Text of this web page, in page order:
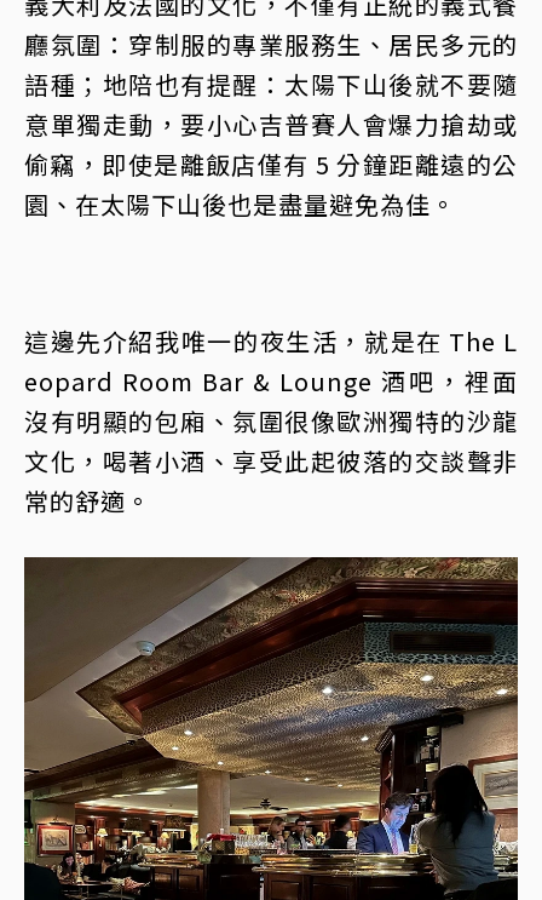
廳氛圍：穿制服的專業服務生、居民多元的
語種；地陪也有提醒：太陽下山後就不要隨
意單獨走動，要小心吉普賽人會爆力搶劫或
偷竊，即使是離飯店僅有 5 分鐘距離遠的公
園、在太陽下山後也是盡量避免為佳。
這邊先介紹我唯一的夜生活，就是在 The L
eopard Room Bar & Lounge 酒吧，裡面
沒有明顯的包廂、氛圍很像歐洲獨特的沙龍
文化，喝著小酒、享受此起彼落的交談聲非
常的舒適。